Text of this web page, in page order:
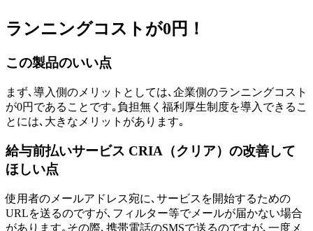
ランニングコストが0円！
この製品のいい点
まず､導入側のメリットとしては､企業側のランニングコスト
が0円であることです｡負担無く福利厚生制度を導入できるこ
とには､大きなメリットがあります｡
給与前払いサービス CRIA（クリア）の改善して
ほしい点
使用者のメールアドレス宛に､サービスを開始するための
URLを送るのですが､フィルター等でメールが届かない場合
があります｡その際､携帯電話のSMSで送るのですが､一度メ